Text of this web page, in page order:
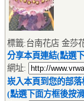
標籤:台南花店 金莎
分享本頁連結(點選
網址:
崁入本頁到您的部
(點選下面方框後按